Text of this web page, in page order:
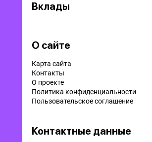
Вклады
О сайте
Карта сайта
Контакты
О проекте
Политика конфиденциальности
Пользовательское соглашение
Контактные данные